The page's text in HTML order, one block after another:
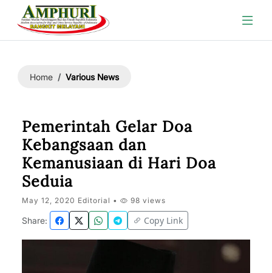
Home Various News
Pemerintah Gelar Doa
Kebangsaan dan
Kemanusiaan di Hari Doa
Seduia
May 12, 2020 Editorial • 98 views
Share: Copy Link